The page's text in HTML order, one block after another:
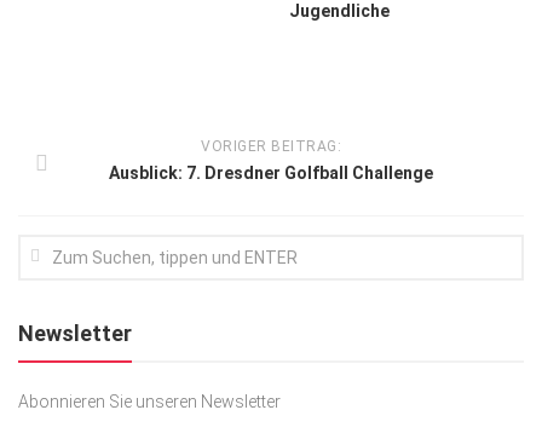
Jugendliche
VORIGER BEITRAG:
Ausblick: 7. Dresdner Golfball Challenge
Newsletter
Abonnieren Sie unseren Newsletter